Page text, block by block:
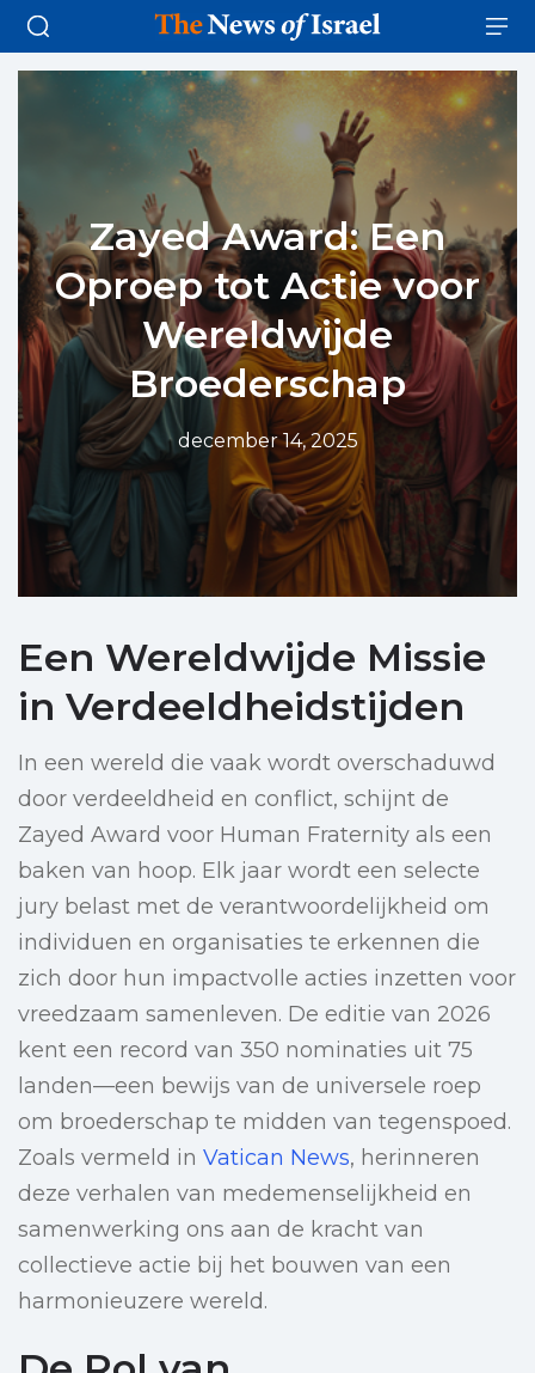
Zayed Award: Een
Oproep tot Actie voor
Wereldwijde
Broederschap
december 14, 2025
Een Wereldwijde Missie
in Verdeeldheidstijden
In een wereld die vaak wordt overschaduwd
door verdeeldheid en conflict, schijnt de
Zayed Award voor Human Fraternity als een
baken van hoop. Elk jaar wordt een selecte
jury belast met de verantwoordelijkheid om
individuen en organisaties te erkennen die
zich door hun impactvolle acties inzetten voor
vreedzaam samenleven. De editie van 2026
kent een record van 350 nominaties uit 75
landen—een bewijs van de universele roep
om broederschap te midden van tegenspoed.
Zoals vermeld in Vatican News, herinneren
deze verhalen van medemenselijkheid en
samenwerking ons aan de kracht van
collectieve actie bij het bouwen van een
harmonieuzere wereld.